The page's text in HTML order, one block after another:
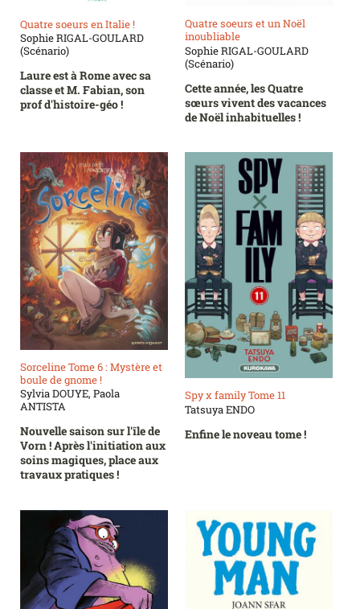
Quatre soeurs en Italie !
Sophie RIGAL-GOULARD
(Scénario)
Laure est à Rome avec sa
classe et M. Fabian, son
prof d'histoire-géo !
Quatre soeurs et un Noël
inoubliable
Sophie RIGAL-GOULARD
(Scénario)
Cette année, les Quatre
sœurs vivent des vacances
de Noël inhabituelles !
Sorceline Tome 6 : Mystère et
boule de gnome !
Sylvia DOUYE, Paola
ANTISTA
Nouvelle saison sur l'île de
Vorn ! Après l'initiation aux
soins magiques, place aux
travaux pratiques !
Spy x family Tome 11
Tatsuya ENDO
Enfine le noveau tome !